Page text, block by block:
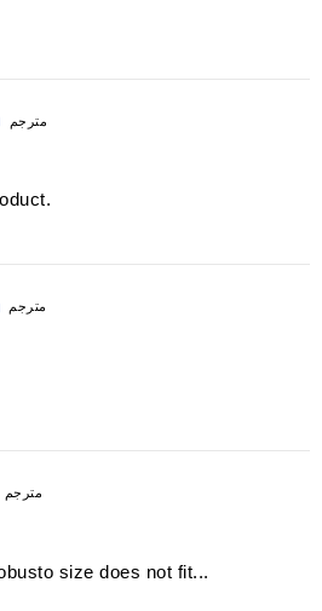
مترجم
مترجم
مترجم
size does not fit...